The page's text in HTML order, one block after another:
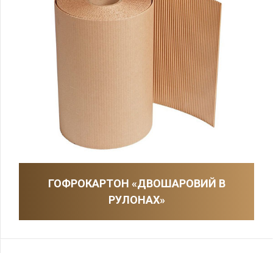
ГОФРОКАРТОН «ДВОШАРОВИЙ В
РУЛОНАХ»